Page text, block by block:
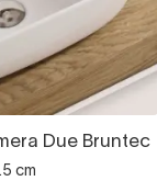
Due Bruntec
cm